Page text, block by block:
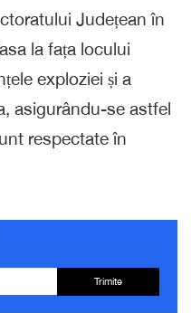
Județean în
la fața locului
exploziei și a
asigurându-se astfel
respectate în
Trimite